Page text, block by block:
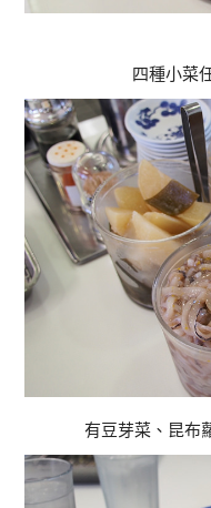
四種小菜
有豆芽菜、昆布